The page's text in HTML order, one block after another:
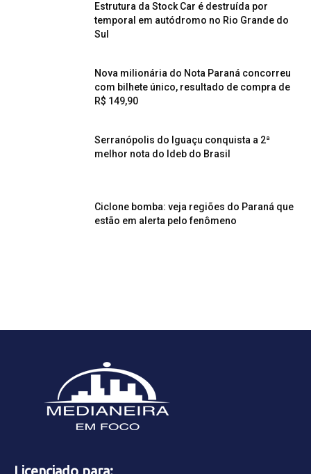
Estrutura da Stock Car é destruída por
temporal em autódromo no Rio Grande do
Sul
Nova milionária do Nota Paraná concorreu
com bilhete único, resultado de compra de
R$ 149,90
Serranópolis do Iguaçu conquista a 2ª
melhor nota do Ideb do Brasil
Ciclone bomba: veja regiões do Paraná que
estão em alerta pelo fenômeno